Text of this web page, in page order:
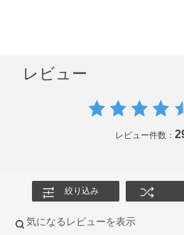
レビュー
レビュー件数：
絞り込み
気になるレビューを表示